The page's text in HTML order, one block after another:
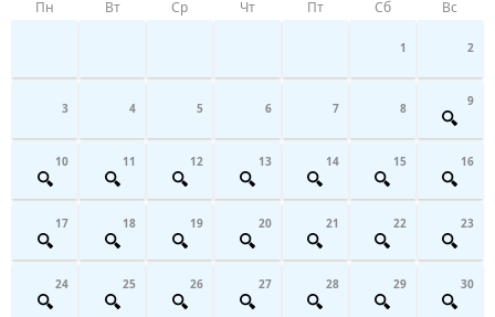
Пн Вт Ср Чт Пт Сб Вс
1 2
3 4 5 6 7 8 9
10 11 12 13 14 15 16
17 18 19 20 21 22 23
24 25 26 27 28 29 30